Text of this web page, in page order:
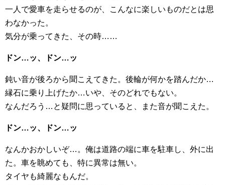
一人で愛車を走らせるのが、こんなに楽しいものだとは思
わなかった。
気分が乗ってきた、その時……
ドン…ッ、ドン…ッ
鈍い音が後ろから聞こえてきた。後輪が何かを踏んだか…
縁石に乗り上げたか…いや、そのどれでもない。
なんだろう…と疑問に思っていると、また音が聞こえた。
ドン…ッ、ドン…ッ
なんかおかしいぞ…。俺は道路の端に車を駐車し、外に出
た。車を眺めても、特に異常は無い。
タイヤも綺麗なもんだ。